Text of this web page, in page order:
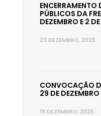
ENCERRAMENTO
PÚBLICOS DA
DEZEMBRO E 2
23 DEZEMBRO, 2025
CONVOCAÇÃO
29 DE
19 DEZEMBRO, 2025